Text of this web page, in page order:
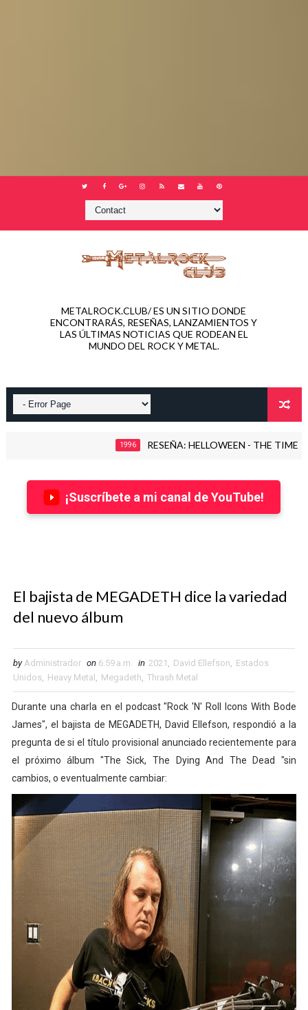
METALROCK.CLUB/ ES UN SITIO DONDE
ENCONTRARÁS, RESEÑAS, LANZAMIENTOS Y
LAS ÚLTIMAS NOTICIAS QUE RODEAN EL
MUNDO DEL ROCK Y METAL.
RESEÑA: HELLOWEEN - THE TIME OF THE
¡Suscríbete a mi canal de YouTube!
El bajista de MEGADETH dice la variedad
del nuevo álbum
by Administrador on 6:59 a.m. in 2021 , David Ellefson, Estados
Unidos, Heavy Metal , Megadeth, Thrash Metal
Durante una charla en el podcast "Rock 'N' Roll Icons With Bode
James", el bajista de MEGADETH, David Ellefson, respondió a la
pregunta de si el título provisional anunciado recientemente para
el próximo álbum "The Sick, The Dying And The Dead "sin
cambios, o eventualmente cambiar: